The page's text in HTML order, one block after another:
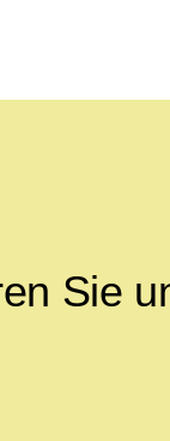
Sie